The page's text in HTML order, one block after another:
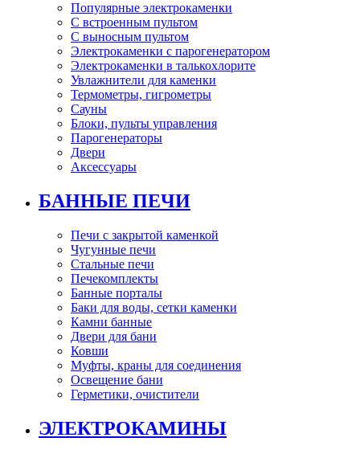
Популярные электрокаменки
С встроенным пультом
С выносным пультом
Электрокаменки с парогенератором
Электрокаменки в талькохлорите
Увлажнители для каменки
Термометры, гигрометры
Сауны
Блоки, пульты управления
Парогенераторы
Двери
Аксессуары
БАННЫЕ ПЕЧИ
Печи с закрытой каменкой
Чугунные печи
Стальные печи
Печекомплекты
Банные порталы
Баки для воды, сетки каменки
Камни банные
Двери для бани
Ковши
Муфты, краны для соединения
Освещение бани
Герметики, очистители
ЭЛЕКТРОКАМИНЫ